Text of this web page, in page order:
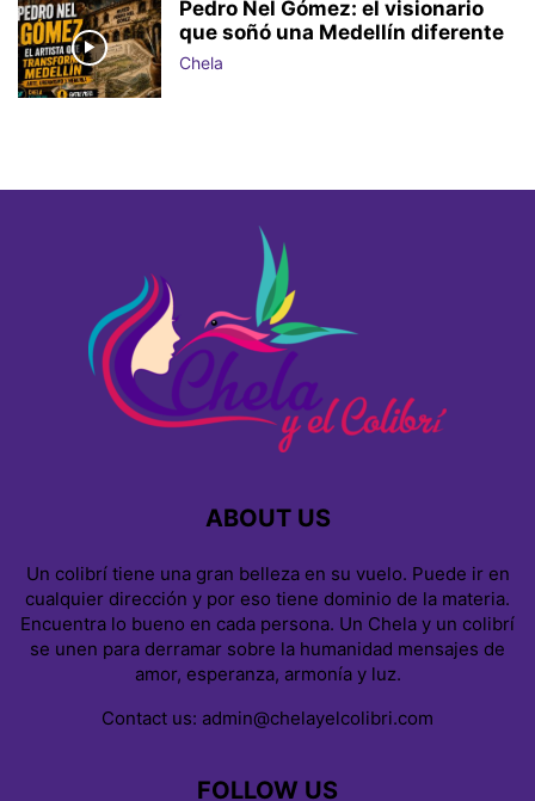
Pedro Nel Gómez: el visionario
que soñó una Medellín diferente
Chela
ABOUT US
Un colibrí tiene una gran belleza en su vuelo. Puede ir en
cualquier dirección y por eso tiene dominio de la materia.
Encuentra lo bueno en cada persona. Un Chela y un colibrí
se unen para derramar sobre la humanidad mensajes de
amor, esperanza, armonía y luz.
Contact us: admin@chelayelcolibri.com
FOLLOW US